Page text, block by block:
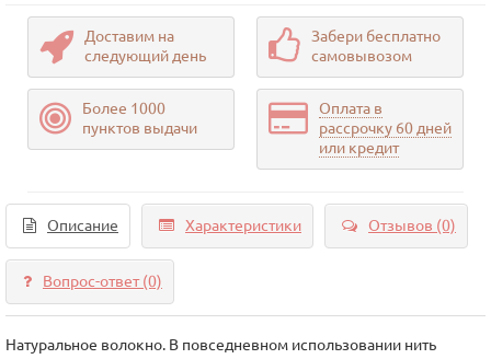
Доставим на
следующий день
Забери бесплатно
самовывозом
Более 1000
пунктов выдачи
Оплата в
рассрочку 60 дней
или кредит
Описание Характеристики Отзывов (0)
Вопрос-ответ(0)
Натуральное волокно. В повседневном использовании нить